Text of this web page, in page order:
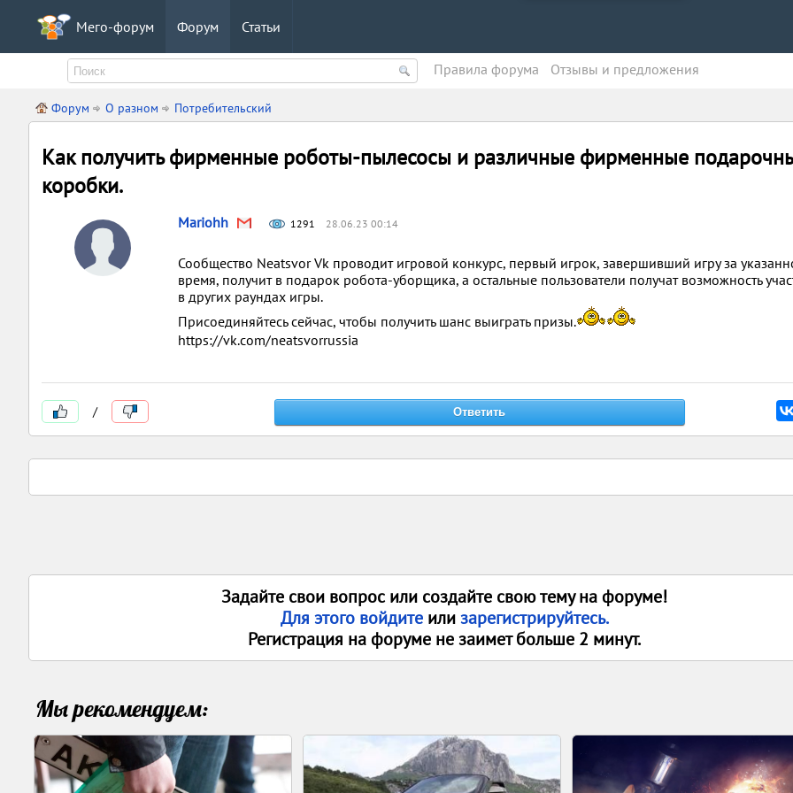
Мего-форум Форум Статьи
Правила форума Oтзывы и предложения
Форум О разном Потребительский
Как получить фирменные роботы-пылесосы и различные фирменные
коробки.
Mariohh 1291 28.06.23 00:14
Сообщество Neatsvor Vk проводит игровой конкурс, первый игрок, завершивший игру за
время, получит в подарок робота-уборщика, а остальные пользователи получат возможность
в других раундах игры.
Присоединяйтесь сейчас, чтобы получить шанс выиграть призы.
https://vk.com/neatsvorrussia
/
Задайте свои вопрос или создайте свою тему на форуме!
Для этого войдите илизарегистрируйтесь.
Регистрация на форуме не заимет больше 2 минут.
Мы рекомендуем: